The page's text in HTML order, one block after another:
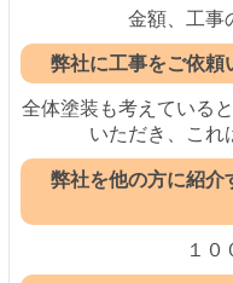
金額、工事
弊社に工事をご依頼
全体塗装も考えている
いただき、これ
弊社を他の方に紹介
１０